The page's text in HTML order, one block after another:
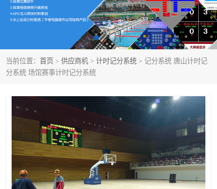
当前位置： 首页 > 供应商机 > 计时记分系统 > 记分系统 唐山计时记
分系统 场馆赛事计时记分系统
智能颁奖旗系统 GPS同步时钟系统
计时计分及成绩处理系统 计时记分系统
体育场馆影像采集回放系 游泳馆水下摄影采集救生